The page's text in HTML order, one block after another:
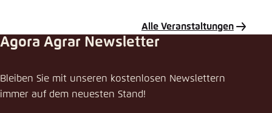
Alle Veranstaltungen
Agora Agrar Newsletter
Bleiben Sie mit unseren kostenlosen Newslettern
immer auf dem neuesten Stand!